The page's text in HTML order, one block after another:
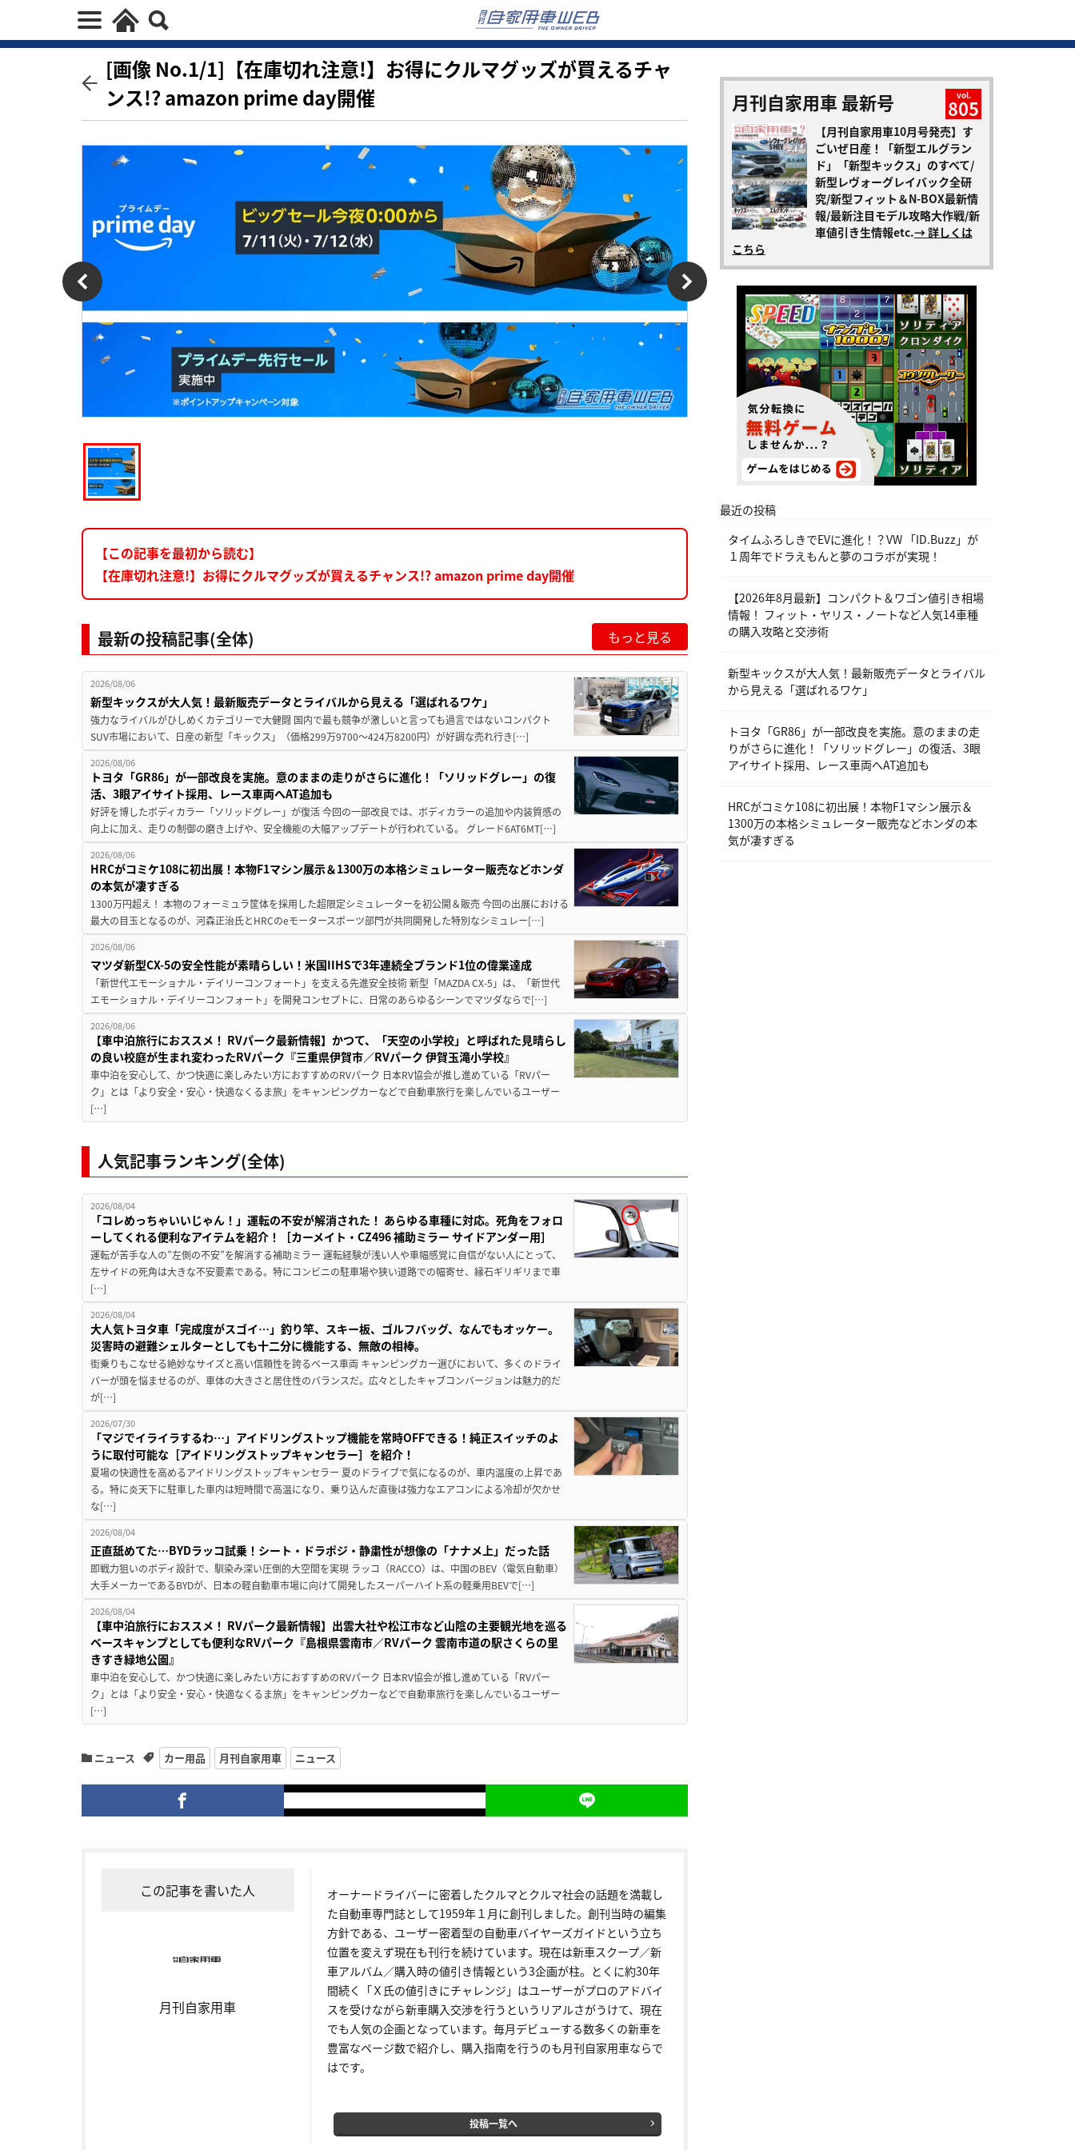
[画像 No.1/1]【在庫切れ注意!】お得にクルマグッズが買えるチャ
ンス!? amazon prime day開催
【この記事を最初から読む】
【在庫切れ注意!】お得にクルマグッズが買えるチャンス!? amazon prime day開催
最新の投稿記事(全体) もっと見る
2026/08/06
新型キックスが大人気！最新販売データとライバルから見える「選ばれるワケ」
強力なライバルがひしめくカテゴリーで大健闘 国内で最も競争が激しいと言っても過言ではないコンパクト
SUV市場において、日産の新型「キックス」（価格299万9700～424万8200円）が好調な売れ行き[…]
2026/08/06
トヨタ「GR86」が一部改良を実施。意のままの走りがさらに進化！「ソリッドグレー」の復
活、3眼アイサイト採用、レース車両へAT追加も
好評を博したボディカラー「ソリッドグレー」が復活 今回の一部改良では、ボディカラーの追加や内装質感の
向上に加え、走りの制御の磨き上げや、安全機能の大幅アップデートが行われている。 グレード6AT6MT[…]
2026/08/06
HRCがコミケ108に初出展！本物F1マシン展示＆1300万の本格シミュレーター販売などホンダ
の本気が凄すぎる
1300万円超え！ 本物のフォーミュラ筐体を採用した超限定シミュレーターを初公開＆販売 今回の出展における
最大の目玉となるのが、河森正治氏とHRCのeモータースポーツ部門が共同開発した特別なシミュレー[…]
2026/08/06
マツダ新型CX-5の安全性能が素晴らしい！米国IIHSで3年連続全ブランド1位の偉業達成
「新世代エモーショナル・デイリーコンフォート」を支える先進安全技術 新型「MAZDA CX-5」は、「新世代
エモーショナル・デイリーコンフォート」を開発コンセプトに、日常のあらゆるシーンでマツダならで[…]
2026/08/06
【車中泊旅行におススメ！ RVパーク最新情報】かつて、「天空の小学校」と呼ばれた見晴らし
の良い校庭が生まれ変わったRVパーク『三重県伊賀市／RVパーク 伊賀玉滝小学校』
車中泊を安心して、かつ快適に楽しみたい方におすすめのRVパーク 日本RV協会が推し進めている「RVパー
ク」とは「より安全・安心・快適なくるま旅」をキャンピングカーなどで自動車旅行を楽しんでいるユーザー
[…]
人気記事ランキング(全体)
2026/08/04
「コレめっちゃいいじゃん！」運転の不安が解消された！ あらゆる車種に対応。死角をフォロ
ーしてくれる便利なアイテムを紹介！［カーメイト・CZ496 補助ミラー サイドアンダー用］
運転が苦手な人の”左側の不安”を解消する補助ミラー 運転経験が浅い人や車幅感覚に自信がない人にとって、
左サイドの死角は大きな不安要素である。特にコンビニの駐車場や狭い道路での幅寄せ、縁石ギリギリまで車
[…]
2026/08/04
大人気トヨタ車「完成度がスゴイ…」釣り竿、スキー板、ゴルフバッグ、なんでもオッケー。
災害時の避難シェルターとしても十二分に機能する、無敵の相棒。
街乗りもこなせる絶妙なサイズと高い信頼性を誇るベース車両 キャンピングカー選びにおいて、多くのドライ
バーが頭を悩ませるのが、車体の大きさと居住性のバランスだ。広々としたキャブコンバージョンは魅力的だ
が[…]
2026/07/30
「マジでイライラするわ…」アイドリングストップ機能を常時OFFできる！純正スイッチのよ
うに取付可能な［アイドリングストップキャンセラー］を紹介！
夏場の快適性を高めるアイドリングストップキャンセラー 夏のドライブで気になるのが、車内温度の上昇であ
る。特に炎天下に駐車した車内は短時間で高温になり、乗り込んだ直後は強力なエアコンによる冷却が欠かせ
な[…]
2026/08/04
正直舐めてた…BYDラッコ試乗！シート・ドラポジ・静粛性が想像の「ナナメ上」だった話
即戦力狙いのボディ設計で、馴染み深い圧倒的大空間を実現 ラッコ（RACCO）は、中国のBEV（電気自動車）
大手メーカーであるBYDが、日本の軽自動車市場に向けて開発したスーパーハイト系の軽乗用BEVで[…]
2026/08/04
【車中泊旅行におススメ！ RVパーク最新情報】出雲大社や松江市など山陰の主要観光地を巡る
ベースキャンプとしても便利なRVパーク『島根県雲南市／RVパーク 雲南市道の駅さくらの里
きすき緑地公園』
車中泊を安心して、かつ快適に楽しみたい方におすすめのRVパーク 日本RV協会が推し進めている「RVパー
ク」とは「より安全・安心・快適なくるま旅」をキャンピングカーなどで自動車旅行を楽しんでいるユーザー
[…]
ニュース カー用品 月刊自家用車 ニュース
この記事を書いた人
月刊自家用車
オーナードライバーに密着したクルマとクルマ社会の話題を満載し
た自動車専門誌として1959年１月に創刊しました。創刊当時の編集
方針である、ユーザー密着型の自動車バイヤーズガイドという立ち
位置を変えず現在も刊行を続けています。現在は新車スクープ／新
車アルバム／購入時の値引き情報という3企画が柱。とくに約30年
間続く「Ｘ氏の値引きにチャレンジ」はユーザーがプロのアドバイ
スを受けながら新車購入交渉を行うというリアルさがうけて、現在
でも人気の企画となっています。毎月デビューする数多くの新車を
豊富なページ数で紹介し、購入指南を行うのも月刊自家用車ならで
はです。
投稿一覧へ
月刊自家用車 最新号 vol.
805
【月刊自家用車10月号発売】す
ごいぜ日産！「新型エルグラン
ド」「新型キックス」のすべて/
新型レヴォーグレイバック全研
究/新型フィット＆N-BOX最新情
報/最新注目モデル攻略大作戦/新
車値引き生情報etc.→ 詳しくは
こちら
最近の投稿
タイムふろしきでEVに進化！？VW 「ID.Buzz」が
１周年でドラえもんと夢のコラボが実現！
【2026年8月最新】コンパクト＆ワゴン値引き相場
情報！ フィット・ヤリス・ノートなど人気14車種
の購入攻略と交渉術
新型キックスが大人気！最新販売データとライバル
から見える「選ばれるワケ」
トヨタ「GR86」が一部改良を実施。意のままの走
りがさらに進化！「ソリッドグレー」の復活、3眼
アイサイト採用、レース車両へAT追加も
HRCがコミケ108に初出展！本物F1マシン展示＆
1300万の本格シミュレーター販売などホンダの本
気が凄すぎる